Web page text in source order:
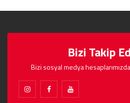
Bizi Takip
Bizi sosyal medya